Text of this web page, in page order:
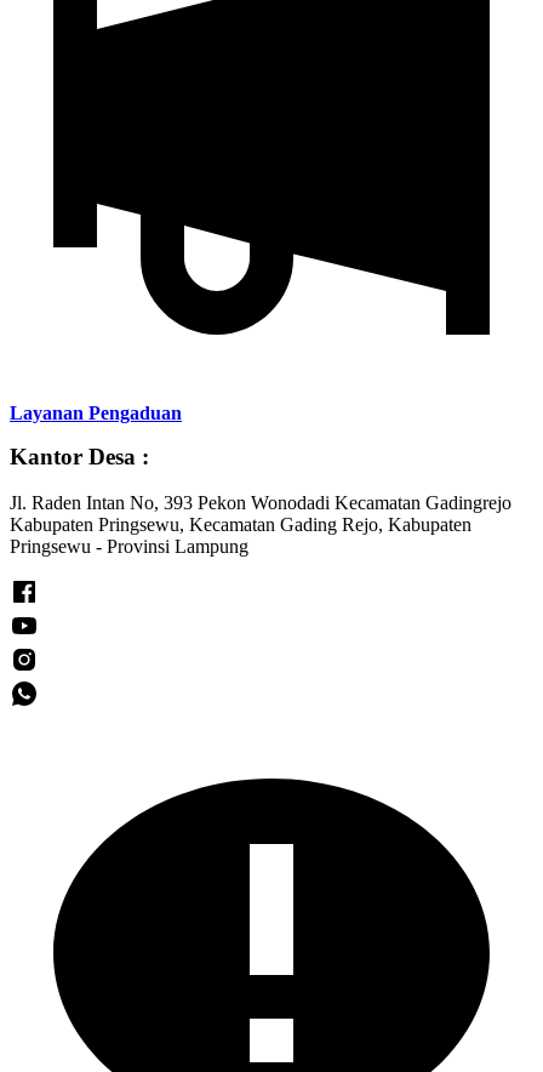
Layanan Pengaduan
Kantor Desa :
Jl. Raden Intan No, 393 Pekon Wonodadi Kecamatan Gadingrejo
Kabupaten Pringsewu, Kecamatan Gading Rejo, Kabupaten
Pringsewu - Provinsi Lampung